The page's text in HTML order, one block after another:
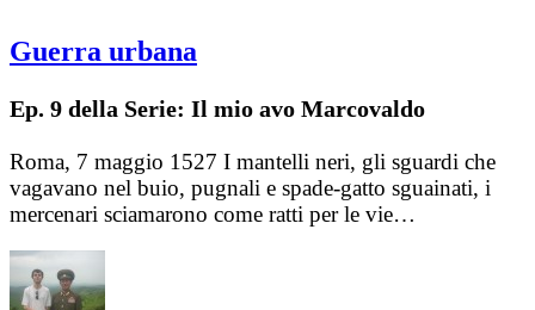
Guerra urbana
Ep. 9 della Serie: Il mio avo Marcovaldo
Roma, 7 maggio 1527 I mantelli neri, gli sguardi che
vagavano nel buio, pugnali e spade-gatto sguainati, i
mercenari sciamarono come ratti per le vie…